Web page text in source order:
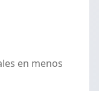
en menos